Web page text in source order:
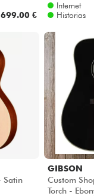
€
Internet
Historias
Satin
GIBSON
Custom
Torch -